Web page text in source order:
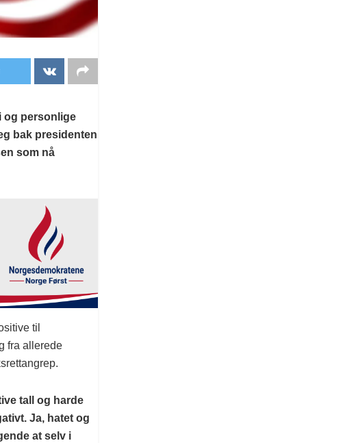
og personlige
bak presidenten
som nå
til
fra allerede
tall og harde
Ja, hatet og
at selv i